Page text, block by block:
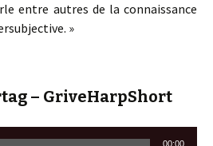
entre autres de la connaissance
»
– GriveHarpShort
00:00